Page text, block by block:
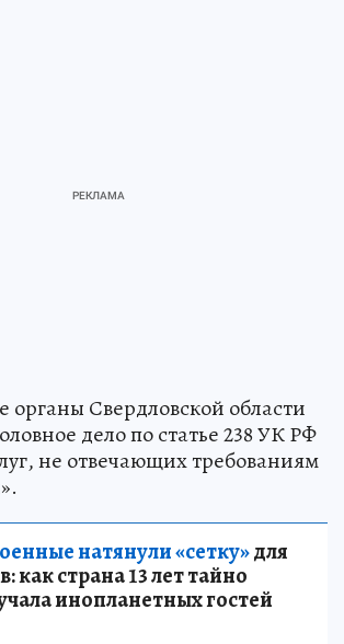
органы Свердловской области
дело по статье 238 УК РФ
не отвечающих требованиям
натянули «сетку»для
как страна 13 лет тайно
инопланетных гостей